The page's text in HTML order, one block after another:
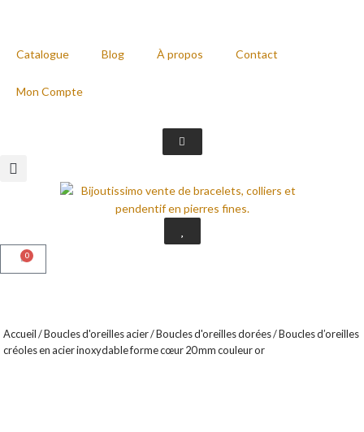
Catalogue Blog À propos Contact
Mon Compte
0
Accueil/Boucles d'oreilles acier/Boucles d'oreilles dorées/ Boucles d’oreilles
créoles en acier inoxydable forme cœur 20 mm couleur or